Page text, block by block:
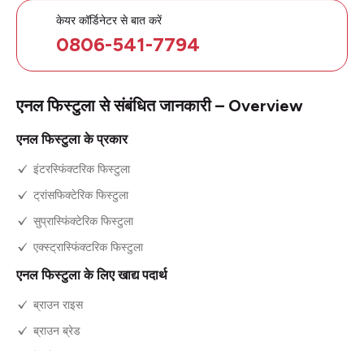
एनल फिस्टुला से संबंधित जानकारी – Overview
एनल फिस्टुला के प्रकार
इंटरस्फिंक्टरिक फिस्टुला
ट्रांसफिक्टेरिक फिस्टुला
सुप्रास्फिंक्टेरिक फिस्टुला
एक्स्ट्रास्फिंक्टरिक फिस्टुला
एनल फिस्टुला के लिए खाद्य पदार्थ
ब्राउन राइस
ब्राउन ब्रेड
केयर कॉर्डिनेटर से बात करें
0806-541-7794